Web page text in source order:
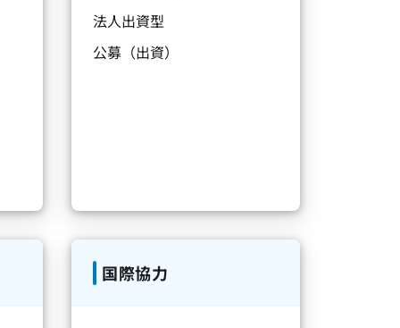
法人出資型
公募（出資）
国際協力